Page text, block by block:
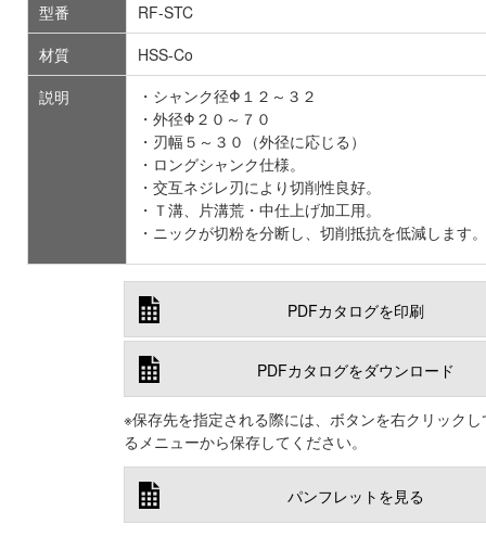
型番
RF-STC
材質
HSS-Co
説明
・シャンク径Φ１２～３２
・外径Φ２０～７０
・刃幅５～３０（外径に応じる）
・ロングシャンク仕様。
・交互ネジレ刃により切削性良好。
・Ｔ溝、片溝荒・中仕上げ加工用。
・ニックが切粉を分断し、切削抵抗を低減します。
PDFカタログを印刷
PDFカタログをダウンロード
※保存先を指定される際には、ボタンを右クリック
るメニューから保存してください。
パンフレットを見る